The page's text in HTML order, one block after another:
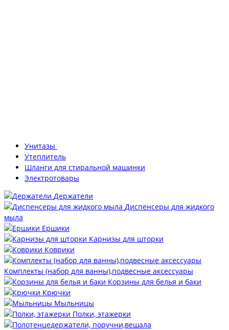
Унитазы
Утеплитель
Шланги для стиральной машинки
Электротовары
Держатели
Диспенсеры для жидкого
мыла
Ершики
Карнизы для шторки
Коврики
Комплекты (набор для ванны),подвесные аксессуары
Корзины для белья и баки
Крючки
Мыльницы
Полки, этажерки